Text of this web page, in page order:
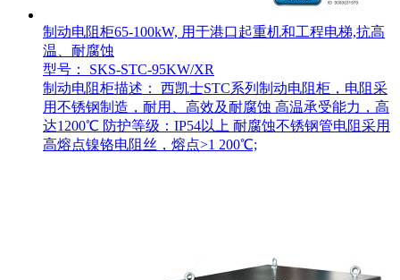
制动电阻柜65-100kW, 用于港口起重机和工程电梯,抗高
温、耐腐蚀
型号： SKS-STC-95KW/XR
制动电阻柜描述： 西凯士STC系列制动电阻柜，电阻采
用不锈钢制造，耐用、高效及耐腐蚀 高温承受能力，高
达1200℃ 防护等级：IP54以上 耐腐蚀不锈钢管电阻采用
高熔点镍铬电阻丝，熔点>1 200℃;